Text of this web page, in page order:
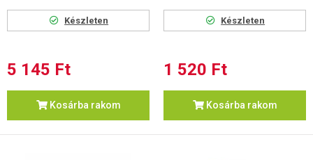
Készleten
5 145 Ft
Kosárba rakom
Készleten
1 520 Ft
Kosárba rakom